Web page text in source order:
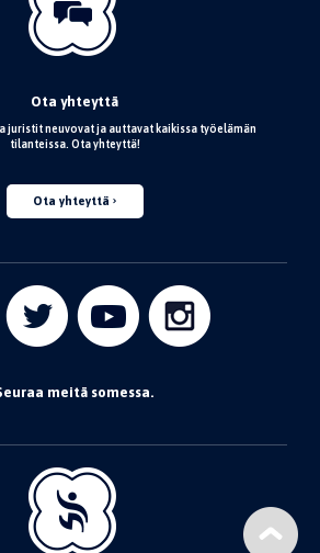
Ota yhteyttä
juristit neuvovat ja auttavat kaikissa työelämän
tilanteissa. Ota yhteyttä!
Ota yhteyttä
meitä somessa.